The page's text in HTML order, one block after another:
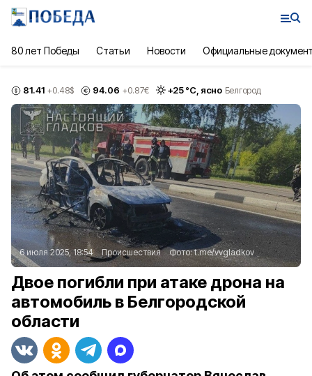
80 лет Победы Статьи Новости Официальные
81.41 +0.48$ 94.06 +0.87€ +25°С, ясно Белгород
6 июля 2025, 18:54 Происшествия Фото:t.me/vvgladkov
Двое погибли при атаке дрона на
автомобиль в Белгородской
области